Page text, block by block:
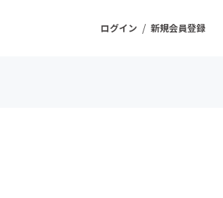
ログイン / 新規会員登録